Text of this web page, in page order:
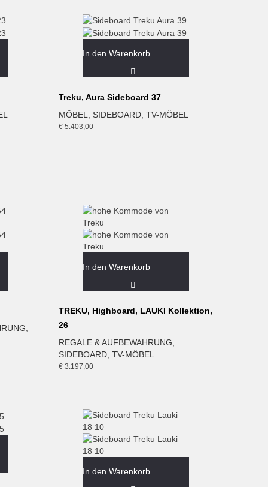
In den Warenkorb
Treku, Aura Sideboard 37
MÖBEL, SIDEBOARD,TV-MÖBEL
€ 5.403,00
In den Warenkorb
TREKU, Highboard, LAUKI Kollektion,
26
REGALE & AUFBEWAHRUNG
SIDEBOARD ,TV-MÖBEL
€ 3.197,00
In den Warenkorb